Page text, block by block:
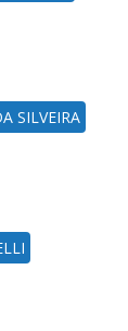
SILVEIRA